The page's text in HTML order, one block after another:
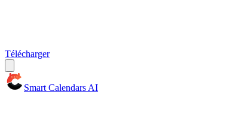
Télécharger
Smart Calendars AI